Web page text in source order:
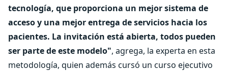
tecnología, que proporciona un mejor sistema de
acceso y una mejor entrega de servicios hacia los
pacientes. La invitación está abierta, todos pueden
ser parte de este modelo", agrega, la experta en esta
metodología, quien además cursó un curso ejecutivo